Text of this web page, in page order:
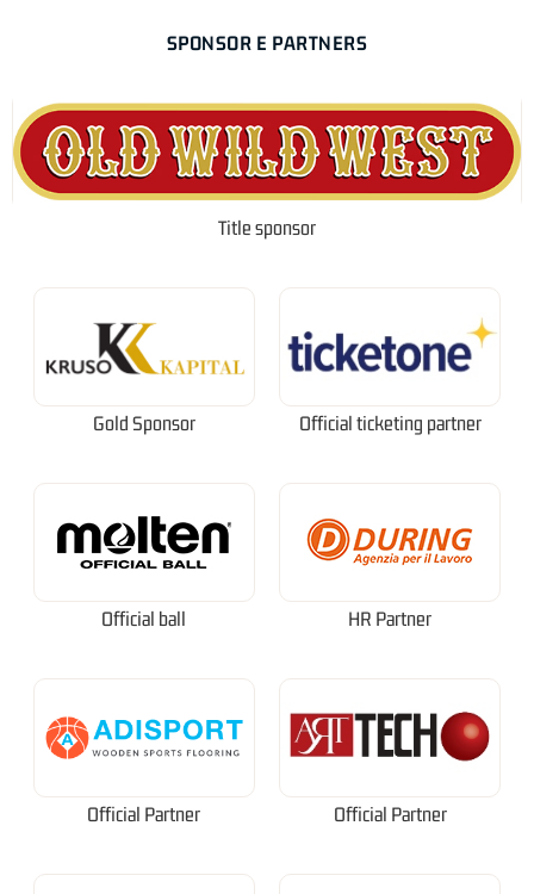
SPONSOR E PARTNERS
Title sponsor
Gold Sponsor Official ticketing partner
Official ball HR Partner
Official Partner Official Partner